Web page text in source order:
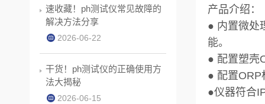
产品介绍：
● 内置微处
能。
● 配置塑壳
● 配置ORP
●仪器符合
速收藏！ph测试仪常见故障的
解决方法分享
2026-06-22
干货！ph测试仪的正确使用方
法大揭秘
2026-06-15